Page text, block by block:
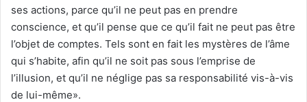
ses actions, parce qu’il ne peut pas en prendre
conscience, et qu’il pense que ce qu’il fait ne peut pas être
l’objet de comptes. Tels sont en fait les mystères de l’âme
qui s’habite, afin qu’il ne soit pas sous l’emprise de
l’illusion, et qu’il ne néglige pas sa responsabilité vis-à-vis
de lui-même».